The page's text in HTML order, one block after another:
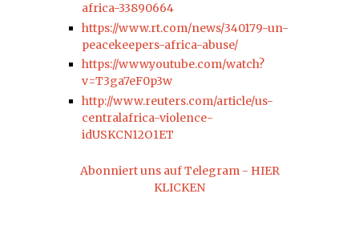
africa-33890664
https://www.rt.com/news/340179-un-
peacekeepers-africa-abuse/
https://www.youtube.com/watch?
v=T3ga7eF0p3w
http://www.reuters.com/article/us-
centralafrica-violence-
idUSKCN12O1ET
Abonniert uns auf Telegram - HIER
KLICKEN